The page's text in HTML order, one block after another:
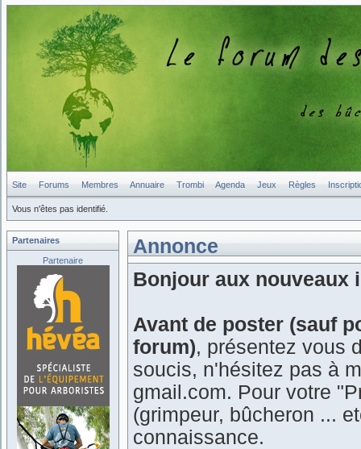
Site Forums Membres Annuaire Trombi Agenda Jeux Règles
Vous n'êtes pas identifié.
Annonce
Bonjour aux nouveaux
Avant de poster (sauf
forum), présentez vous
soucis, n'hésitez pas à
gmail.com. Pour votre
(grimpeur, bûcheron ...
connaissance.
Partenaires
Partenaire